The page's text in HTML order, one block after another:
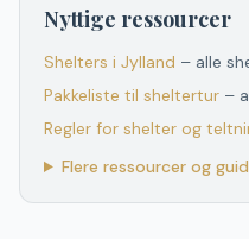
Nyttige ressourcer
Shelters i Jylland – alle
Pakkeliste til sheltertur –
Regler for shelter og
Flere ressourcer og